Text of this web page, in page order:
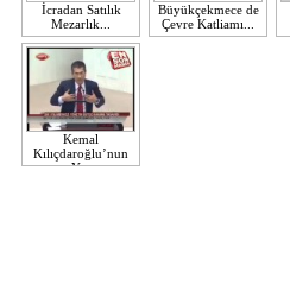
İcradan Satılık
Mezarlık...
Büyükçekmece de
Çevre Katliamı...
Kemal
Kılıçdaroğlu’nun
Y...